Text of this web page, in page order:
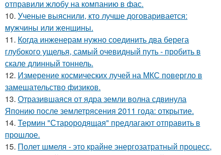
отправили жлобу на компанию в фас.
10. Ученые выяснили, кто лучше договаривается:
мужчины или женщины.
11. Когда инженерам нужно соединить два берега
глубокого ущелья, самый очевидный путь - пробить в
скале длинный тоннель.
12. Измерение космических лучей на МКС повергло в
замешательство физиков.
13. Отразившаяся от ядра земли волна сдвинула
Японию после землетрясения 2011 года: открытие.
14. Термин "Старородящая" предлагают отправить в
прошлое.
15. Полет шмеля - это крайне энергозатратный процесс,